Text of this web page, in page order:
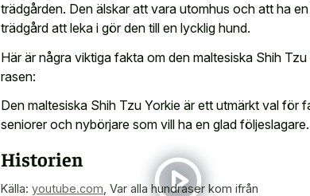
trädgården. Den älskar att vara utomhus och att ha
trädgård att leka i gör den till en lycklig hund.
Här är några viktiga fakta om den maltesiska Shih Tzu
rasen:
Den maltesiska Shih Tzu Yorkie är ett utmärkt val för
seniorer och nybörjare som vill ha en glad följeslagare.
Historien
Källa: youtube.com Var alla hundraser kom ifrån